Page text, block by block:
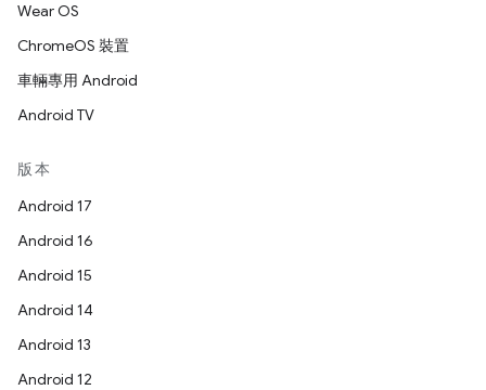
Wear OS
ChromeOS 裝置
車輛專用 Android
Android TV
版本
Android 17
Android 16
Android 15
Android 14
Android 13
Android 12